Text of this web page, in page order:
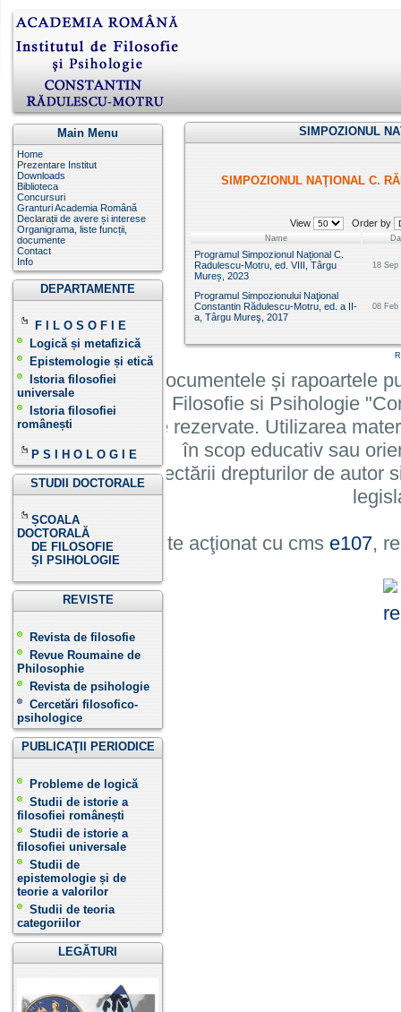
Main Menu
Home
Prezentare Institut
Downloads
Biblioteca
Concursuri
Granturi Academia Română
Declarații de avere și interese
Organigrama, liste funcții,
documente
Contact
Info
DEPARTAMENTE
F I L O S O F I E
Logică și metafizică
Epistemologie și etică
Istoria filosofiei
universale
Istoria filosofiei
românești
P S I H O L O G I E
STUDII DOCTORALE
ȘCOALA
DOCTORALĂ
DE FILOSOFIE
ȘI PSIHOLOGIE
REVISTE
Revista de filosofie
Revue Roumaine de
Philosophie
Revista de psihologie
Cercetări filosofico-
psihologice
PUBLICAŢII PERIODICE
Probleme de logică
Studii de istorie a
filosofiei românești
Studii de istorie a
filosofiei universale
Studii de
epistemologie și de
teorie a valorilor
Studii de teoria
categoriilor
LEGĂTURI
SIMPOZIONUL
SIMPOZIONUL NAŢIONAL C.
View Order by
Name
Programul Simpozionul Național C.
Radulescu-Motru, ed. VIII, Târgu
Mureș, 2023
18 Sep
Programul Simpozionului Naţional
Constantin Rădulescu-Motru, ed. a II-
a, Târgu Mureş, 2017
08 Feb
Informatiile, documentele și rapoartele
Institutului de Filosofie si Psihologie
cu toate drepturile rezervate. Utilizarea
în scop educativ sau
cu condiția respectării drepturilor de autor
Site acţionat cu cms e107,